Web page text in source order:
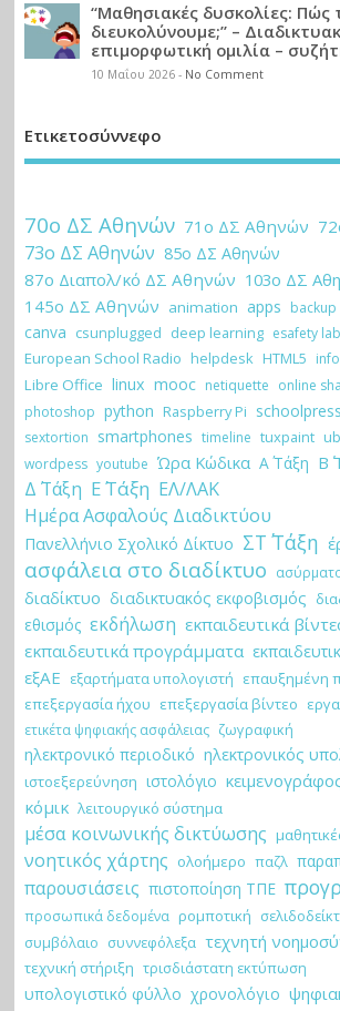
“Μαθησιακές δυσκολίες: Πώς
διευκολύνουμε;” –
επιμορφωτική ομιλία –
10 Μαΐου 2026- No Comment
Ετικετοσύννεφο
70ο ΔΣ Αθηνών 71ο ΔΣ Αθηνών
73ο ΔΣ Αθηνών 85ο ΔΣ Αθηνών
87ο Διαπολ/κό ΔΣ Αθηνών 103ο ΔΣ
145ο ΔΣ Αθηνών animation apps backup
canva csunplugged deep learning esafety
European School Radio helpdesk HTML5
Libre Office linux mooc netiquette online
photoshop python Raspberry Pi schoolpress
sextortion smartphones timeline tuxpaint
wordpess youtube Ώρα Κώδικα Α΄ Τάξη Β΄
Δ΄ Τάξη Ε΄ Τάξη ΕΛ/ΛΑΚ
Ημέρα Ασφαλούς Διαδικτύου
Πανελλήνιο Σχολικό Δίκτυο ΣΤ΄ Τάξη
ασφάλεια στο διαδίκτυο
διαδίκτυο διαδικτυακός εκφοβισμός
εθισμός εκδήλωση εκπαιδευτικά
εκπαιδευτικά προγράμματα
εξΑΕ εξαρτήματα υπολογιστή επαυξημένη
επεξεργασία ήχου επεξεργασία βίντεο
ετικέτα ψηφιακής ασφάλειας ζωγραφική
ηλεκτρονικό περιοδικό ηλεκτρονικός
ιστοεξερεύνηση ιστολόγιο
κόμικ λειτουργικό σύστημα
μέσα κοινωνικής δικτύωσης
νοητικός χάρτης ολοήμερο παζλ
παρουσιάσεις πιστοποίηση ΤΠΕ
προσωπικά δεδομένα ρομποτική
συμβόλαιο συννεφόλεξα τεχνητή
τεχνική στήριξη τρισδιάστατη εκτύπωση
υπολογιστικό φύλλο χρονολόγιο